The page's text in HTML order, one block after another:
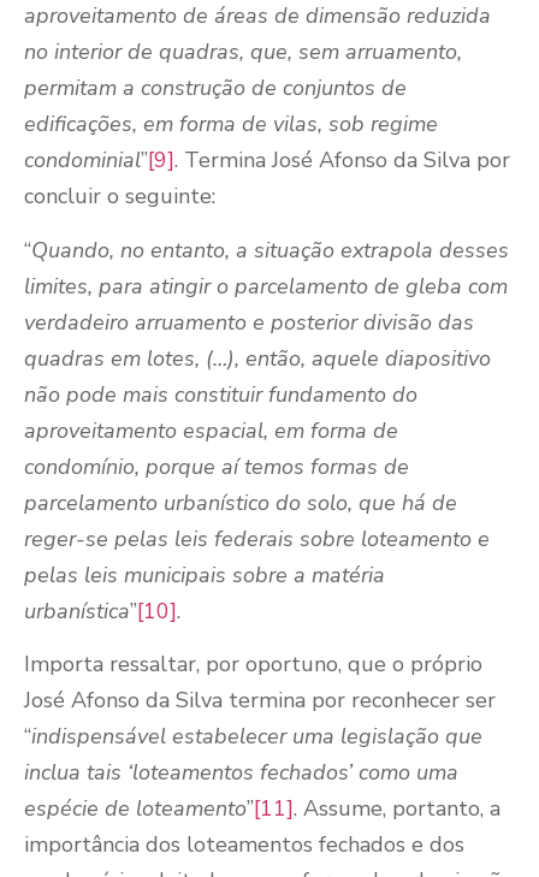
aproveitamento de áreas de dimensão reduzida
no interior de quadras, que, sem arruamento,
permitam a construção de conjuntos de
edificações, em forma de vilas, sob regime
condominial”[9]. Termina José Afonso da Silva por
concluir o seguinte:
“Quando, no entanto, a situação extrapola desses
limites, para atingir o parcelamento de gleba com
verdadeiro arruamento e posterior divisão das
quadras em lotes, (…), então, aquele diapositivo
não pode mais constituir fundamento do
aproveitamento espacial, em forma de
condomínio, porque aí temos formas de
parcelamento urbanístico do solo, que há de
reger-se pelas leis federais sobre loteamento e
pelas leis municipais sobre a matéria
urbanística”[10].
Importa ressaltar, por oportuno, que o próprio
José Afonso da Silva termina por reconhecer ser
“indispensável estabelecer uma legislação que
inclua tais ‘loteamentos fechados’ como uma
espécie de loteamento”[11]. Assume, portanto, a
importância dos loteamentos fechados e dos